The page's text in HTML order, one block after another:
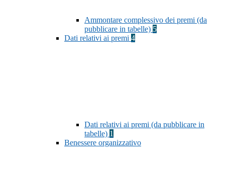
Ammontare complessivo dei premi (da
pubblicare in tabelle) 5
Dati relativi ai premi 4
Dati relativi ai premi (da pubblicare in
tabelle) 1
Benessere organizzativo